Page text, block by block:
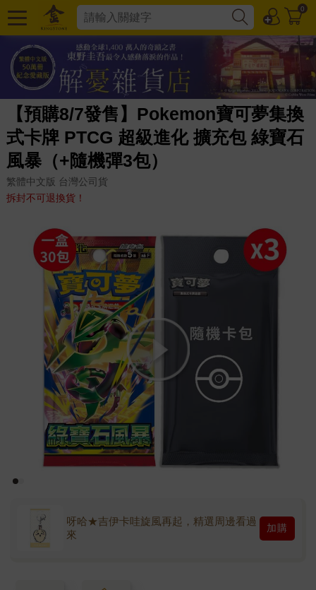
0
【預購8/7發售】Pokemon寶可夢集換
式卡牌 PTCG 超級進化 擴充包 綠寶石
風暴（+隨機彈3包）
繁體中文版 台灣公司貨
拆封不可退換貨！
呀哈★吉伊卡哇旋風再起，精選周邊看過
來
加購